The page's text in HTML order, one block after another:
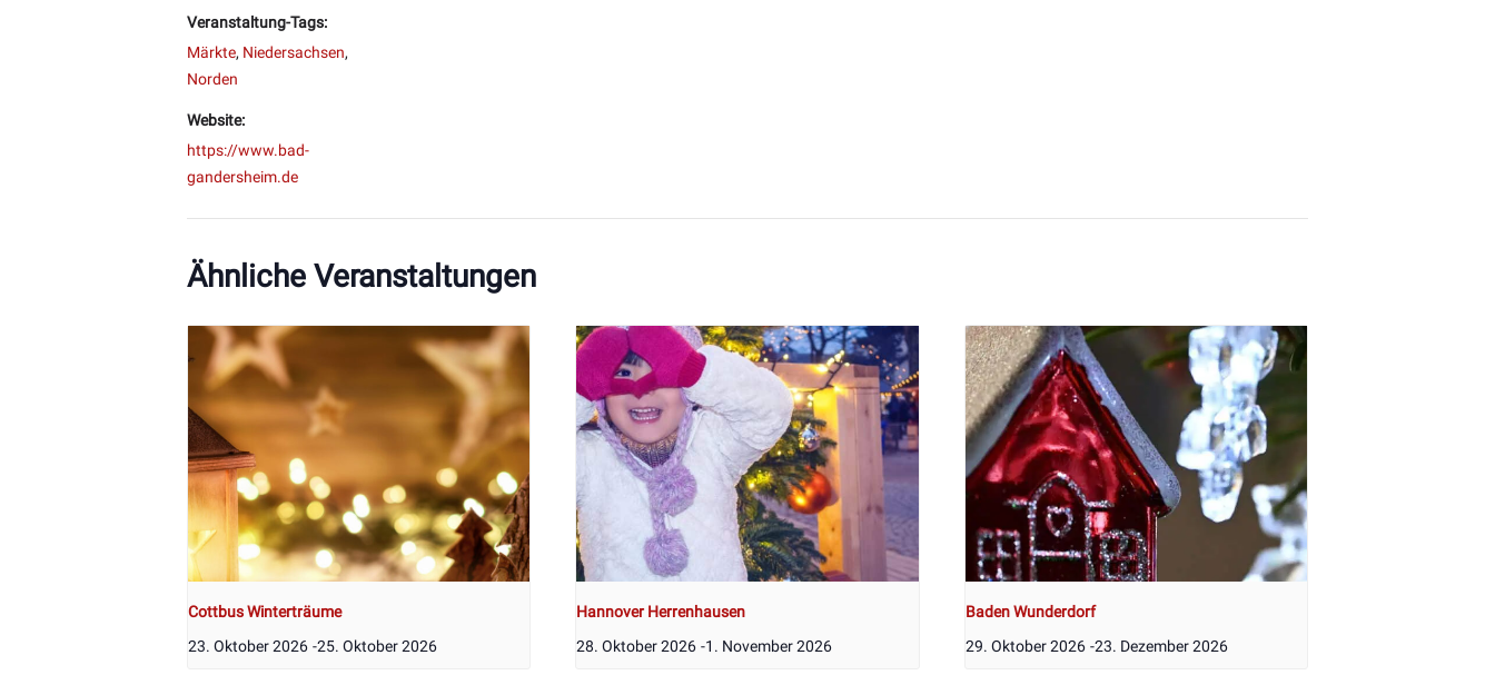
Veranstaltung-Tags:
Märkte, Niedersachsen,
Norden
Website:
https://www.bad-
gandersheim.de
Ähnliche Veranstaltungen
Cottbus Winterträume
23. Oktober 2026 -25. Oktober 2026
Hannover Herrenhausen
28. Oktober 2026 -1. November 2026
Baden Wunderdorf
29. Oktober 2026 -23. Dezember 2026